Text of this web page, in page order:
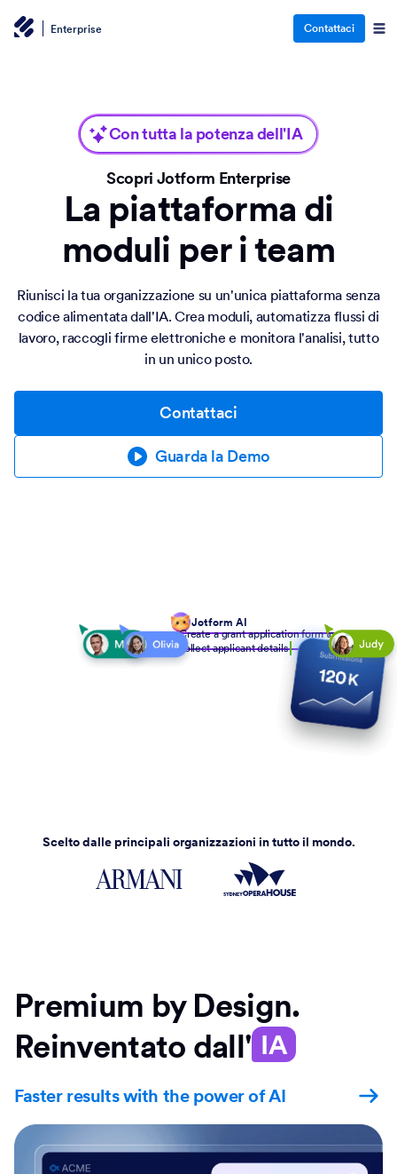
Enterprise Contattaci
Con tutta la potenza dell'IA
Scopri Jotform Enterprise
La piattaforma di
moduli per i team
Riunisci la tua organizzazione su un'unica piattaforma senza
codice alimentata dall'IA. Crea moduli, automatizza flussi di
lavoro, raccogli firme elettroniche e monitora l'analisi, tutto
in un unico posto.
Contattaci
Guarda la Demo
Jotform AI
Create a grant application form to
collect applicant details
Scelto dalle principali organizzazioni in tutto il mondo.
Premium by Design.
Reinventato dall' IA
Faster results with the power of AI